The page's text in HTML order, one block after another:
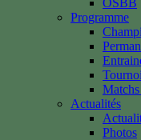
OSBB
Programme
Actualités
Photos